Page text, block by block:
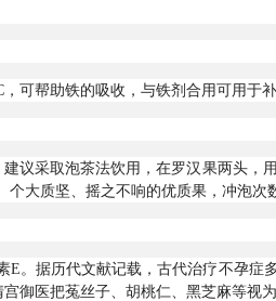
可帮助铁的吸收，与铁剂合用可用于补
议采取泡茶法饮用，在罗汉果两头，
大质坚、摇之不响的优质果，冲泡次
。据历代文献记载，古代治疗不孕症
御医把菟丝子、胡桃仁、黑芝麻等视